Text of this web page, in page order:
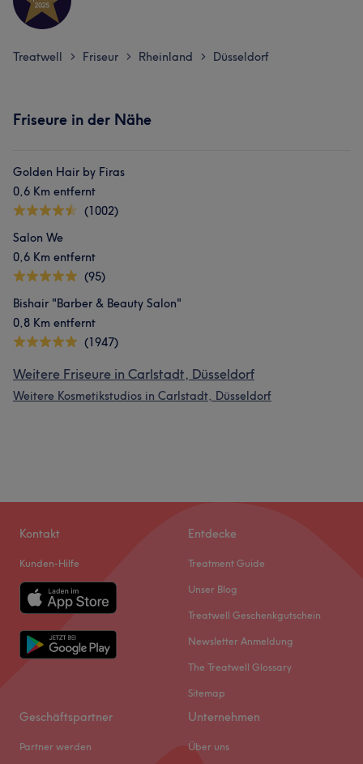
Treatwell > Friseur > Rheinland > Düsseldorf
Friseure in der Nähe
Golden Hair by Firas
0,6 Km entfernt
(1002)
Salon We
0,6 Km entfernt
(95)
Bishair "Barber & Beauty Salon"
0,8 Km entfernt
(1947)
Weitere Friseure in Carlstadt, Düsseldorf
Weitere Kosmetikstudios in Carlstadt, Düsseldorf
Kontakt
Kunden-Hilfe
Entdecke
Treatment Guide
Unser Blog
Treatwell Geschenkgutschein
Newsletter Anmeldung
The Treatwell Glossary
Sitemap
Geschäftspartner
Partner werden
Unternehmen
Über uns